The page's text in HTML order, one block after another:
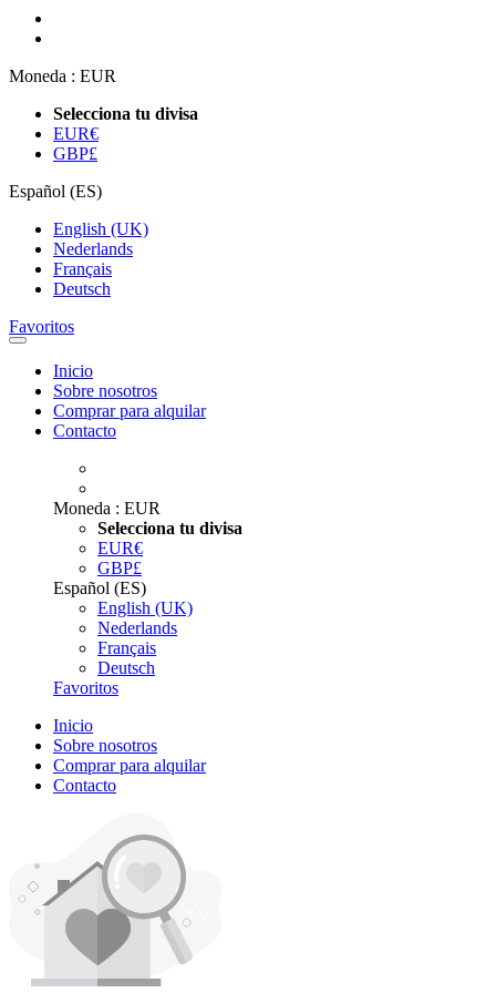
Moneda : EUR
Selecciona tu divisa
EUR€
GBP£
Español (ES)
English (UK)
Nederlands
Français
Deutsch
Favoritos
Inicio
Sobre nosotros
Comprar para alquilar
Contacto
Moneda : EUR
Selecciona tu divisa
EUR€
GBP£
Español (ES)
English (UK)
Nederlands
Français
Deutsch
Favoritos
Inicio
Sobre nosotros
Comprar para alquilar
Contacto